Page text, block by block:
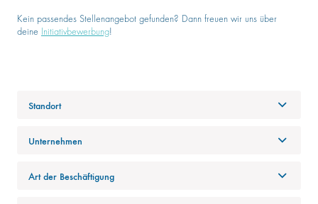
Kein passendes Stellenangebot gefunden? Dann freuen wir uns über
deine
Initiativbewerbung!
Standort
Unternehmen
Art der Beschäftigung